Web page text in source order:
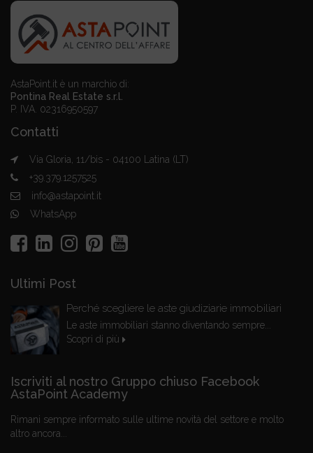
AstaPoint.it è un marchio di:
Pontina Real Estate s.r.l.
P. IVA. 02316950597
Contatti
Via Gloria, 11/bis - 04100 Latina (LT)
+39.379.1257525
info@astapoint.it
WhatsApp
Ultimi Post
Perché scegliere le aste giudiziarie immobiliari
Le aste immobiliari stanno diventando sempre...
Scopri di più
Iscriviti al nostro Gruppo chiuso Facebook
AstaPoint Academy
Rimani sempre informato sulle ultime novità del settore e molto
altro ancora...